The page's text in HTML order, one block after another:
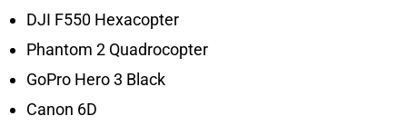
DJI F550 Hexacopter
Phantom 2 Quadrocopter
GoPro Hero 3 Black
Canon 6D